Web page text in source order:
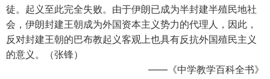
徒。起义至此完全失败。由于伊朗已成为半封建半殖民地社
会，伊朗封建王朝成为外国资本主义势力的代理人，因此，
反对封建王朝的巴布教起义客观上也具有反抗外国殖民主义
的意义。（张锋）
——《中学教学百科全书》